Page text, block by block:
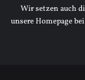
Wir setzen auch
unsere Homepage